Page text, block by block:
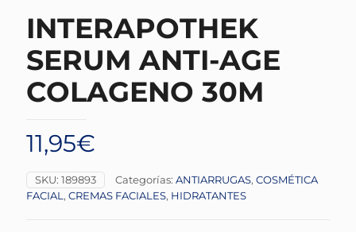
INTERAPOTHEK
SERUM ANTI-AGE
COLAGENO 30M
11,95€
SKU: 189893 Categorías: ANTIARRUGAS, COSMÉTICA
FACIAL , CREMAS FACIALES, HIDRATANTES